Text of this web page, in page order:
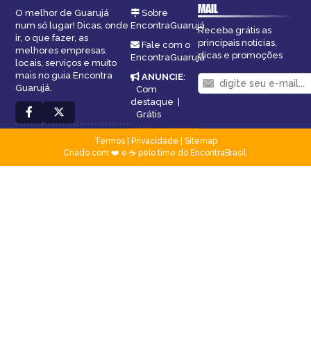
O melhor de Guarujá
num só lugar! Dicas, onde
ir, o que fazer, as
melhores empresas,
locais, serviços e muito
mais no guia Encontra
Guarujá.
Sobre
EncontraGuarujá
Fale com o
EncontraGuarujá
ANUNCIE:
Com
destaque |
Grátis
MAIL
Receba grátis as
principais notícias,
dicas e promoções
Termos| Privacidade
Sitemap
Criado com ❤️ e ☕ pelo time do EncontraBrasil